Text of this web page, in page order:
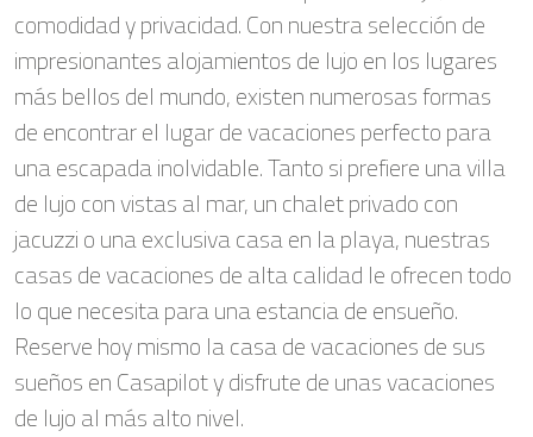
comodidad y privacidad. Con nuestra selección de
impresionantes alojamientos de lujo en los lugares
más bellos del mundo, existen numerosas formas
de encontrar el lugar de vacaciones perfecto para
una escapada inolvidable. Tanto si prefiere una villa
de lujo con vistas al mar, un chalet privado con
jacuzzi o una exclusiva casa en la playa, nuestras
casas de vacaciones de alta calidad le ofrecen todo
lo que necesita para una estancia de ensueño.
Reserve hoy mismo la casa de vacaciones de sus
sueños en Casapilot y disfrute de unas vacaciones
de lujo al más alto nivel.